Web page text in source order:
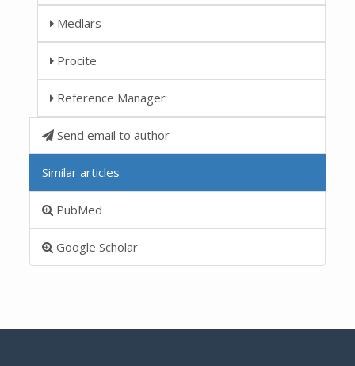
Medlars
Procite
Reference Manager
Send email to author
Similar articles
PubMed
Google Scholar